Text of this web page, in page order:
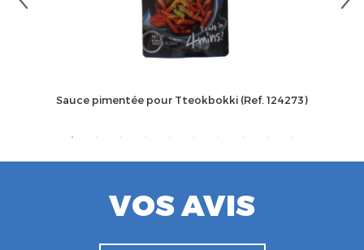
Sauce pimentée pour Tteokbokki (Ref. 124273)
VOS AVIS